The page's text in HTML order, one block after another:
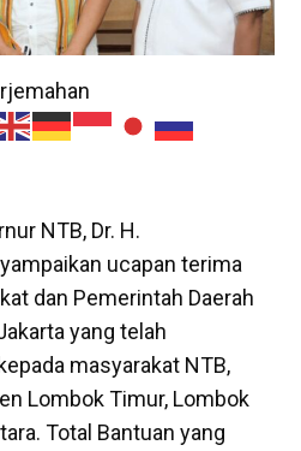
NTB, Dr. H.
ucapan terima
dan Pemerintah Daerah
yang telah
masyarakat NTB,
Lombok Timur, Lombok
Total Bantuan yang